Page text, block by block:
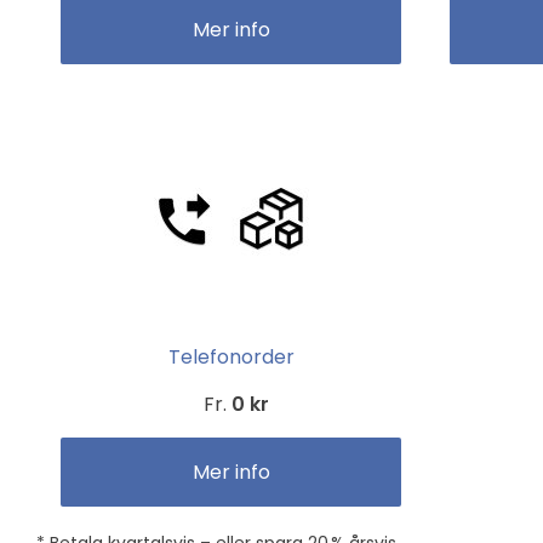
Mer info
Telefonorder
Fr. 0 kr
Mer info